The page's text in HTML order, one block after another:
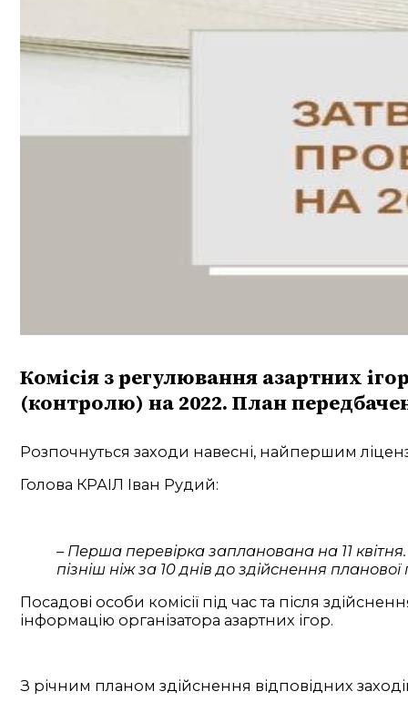
Комісія з регулювання азартних
(контролю) на 2022. План
Розпочнуться заходи навесні, найпершим
Голова КРАІЛ Іван Рудий:
– Перша перевірка запланована на 11
пізніш ніж за 10 днів до здійснення планової
Посадові особи комісії під час та після
інформацію організатора азартних ігор.
З річним планом здійснення відповідних